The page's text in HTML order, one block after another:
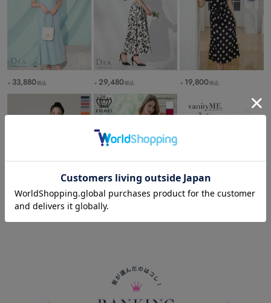
￥ 33,880税込 ￥ 29,480税込 ￥ 19,800税込